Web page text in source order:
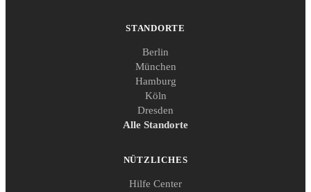
STANDORTE
Berlin
München
Hamburg
Köln
Dresden
Alle Standorte
NÜTZLICHES
Hilfe Center